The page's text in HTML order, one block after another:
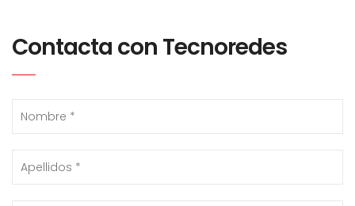
Contacta con Tecnoredes